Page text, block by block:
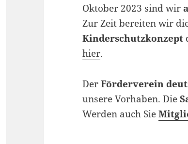
Oktober 2023 sind wir
Zur Zeit bereiten wir
Kinderschutzkonzept
hier.
DerFörderverein
unsere Vorhaben. Die
Werden auch Sie